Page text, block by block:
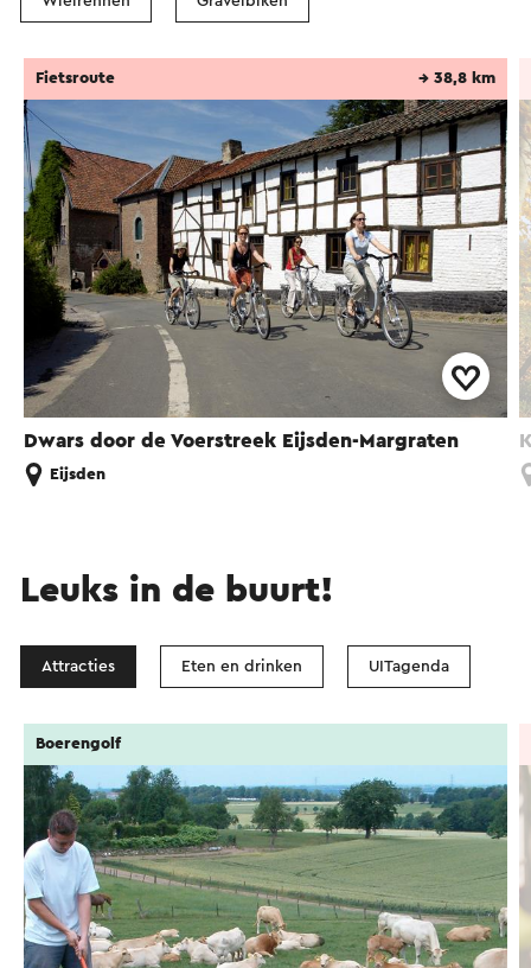
Dwars door de Voerstreek Eijsden-Margraten
Fietsroute → 38,8 km
Eijsden
Leuks in de buurt!
Attracties Eten en drinken UITagenda
Boerengolf